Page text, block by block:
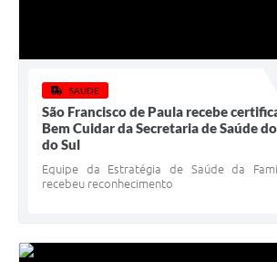
SAÚDE
São Francisco de Paula recebe
Bem Cuidar da Secretaria de Saúde
do Sul
Equipe da Estratégia de Saúde da
recebeu reconhecimento